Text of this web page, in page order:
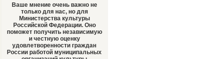
Ваше мнение очень важно не
только для нас, но для
Министерства культуры
Российской Федерации. Оно
поможет получить независимую
и честную оценку
удовлетворенности граждан
России работой муниципальных